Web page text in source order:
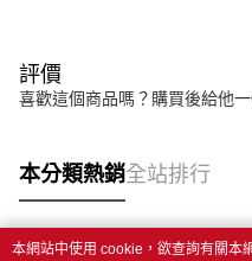
評價
喜歡這個商品嗎？購買後給他
本分類熱銷全站排行
本網站中使用 cookie，欲查詢有關本